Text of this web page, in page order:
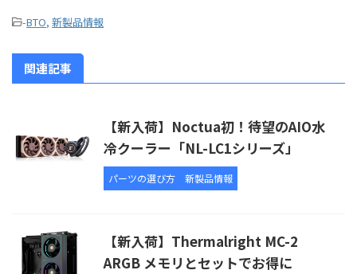
-BTO, 新製品情報
関連記事
【新入荷】Noctua初！待望のAIO水
冷クーラー「NL-LC1シリーズ」
パーツの選び方 新製品情報
【新入荷】Thermalright MC-2
ARGB メモリとセットでお得に